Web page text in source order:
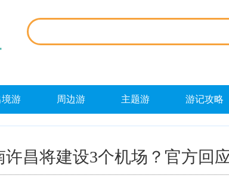
境游 周边游 主题游 游记攻略
许昌将建设3个机场？官方回